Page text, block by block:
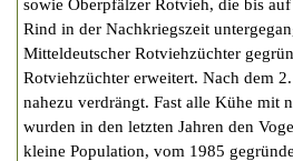
sowie Oberpfälzer Rotvieh, die bis
Rind in der Nachkriegszeit
Mitteldeutscher Rotviehzüchter
Rotviehzüchter erweitert. Nach dem
nahezu verdrängt. Fast alle Kühe mit
wurden in den letzten Jahren den
kleine Population, vom 1985